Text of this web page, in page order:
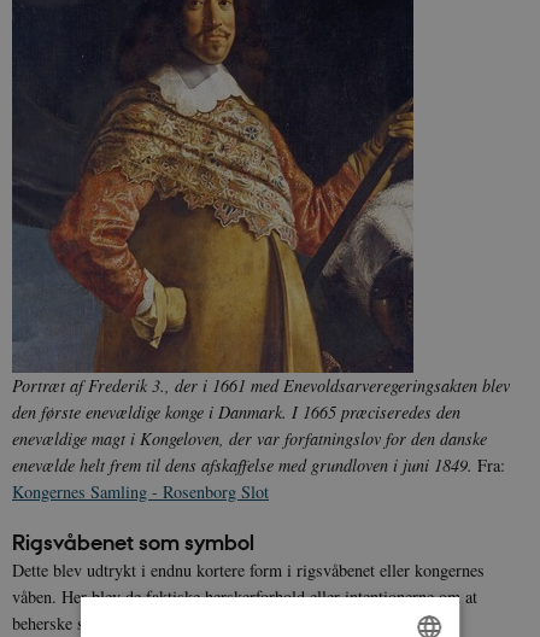
Portræt af Frederik 3., der i 1661 med Enevoldsarveregeringsakten blev
den første enevældige konge i Danmark. I 1665 præciseredes den
enevældige magt i Kongeloven, der var forfatningslov for den danske
enevælde helt frem til dens afskaffelse med grundloven i juni 1849. Fra:
Kongernes Samling - Rosenborg Slot
Rigsvåbenet som symbol
Dette blev udtrykt i endnu kortere form i rigsvåbenet eller kongernes
våben. Her blev de faktiske herskerforhold eller intentionerne om at
beherske særlige områder atter beskrevet. Men nu i billeder og